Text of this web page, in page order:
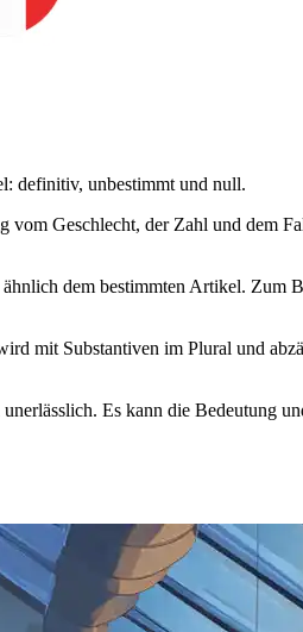
definitiv, unbestimmt und null.
Geschlecht, der Zahl und dem
dem bestimmten Artikel. Zum
mit Substantiven im Plural und
Es kann die Bedeutung